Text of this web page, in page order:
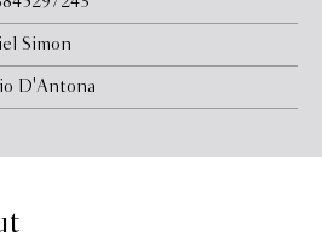
Simon
D'Antona